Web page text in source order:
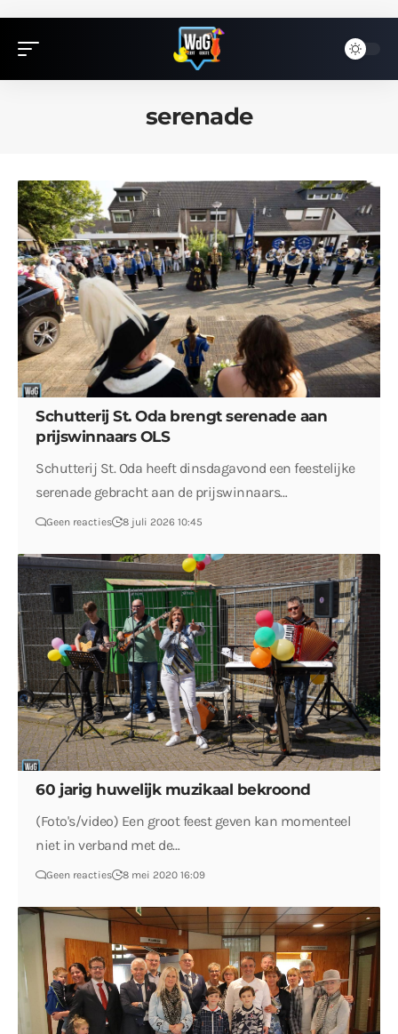
serenade
Schutterij St. Oda brengt serenade aan
prijswinnaars OLS
Schutterij St. Oda heeft dinsdagavond een feestelijke
serenade gebracht aan de prijswinnaars…
Geen reacties 8 juli 2026 10:45
60 jarig huwelijk muzikaal bekroond
(Foto's/video) Een groot feest geven kan momenteel
niet in verband met de…
Geen reacties 8 mei 2020 16:09